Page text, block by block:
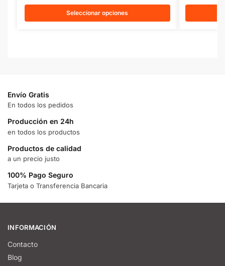
Seleccionar opciones
Envío Gratis
En todos los pedidos
Producción en 24h
en todos los productos
Productos de calidad
a un precio justo
100% Pago Seguro
Tarjeta o Transferencia Bancaria
INFORMACIÓN
Contacto
Blog